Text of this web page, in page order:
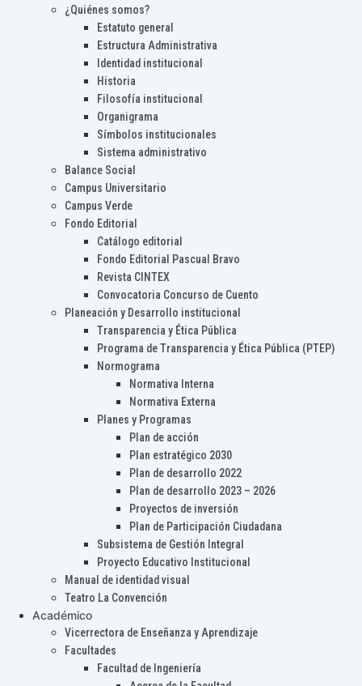
¿Quiénes somos?
Estatuto general
Estructura Administrativa
Identidad institucional
Historia
Filosofía institucional
Organigrama
Símbolos institucionales
Sistema administrativo
Balance Social
Campus Universitario
Campus Verde
Fondo Editorial
Catálogo editorial
Fondo Editorial Pascual Bravo
Revista CINTEX
Convocatoria Concurso de Cuento
Planeación y Desarrollo institucional
Transparencia y Ética Pública
Programa de Transparencia y Ética Pública (PTEP)
Normograma
Normativa Interna
Normativa Externa
Planes y Programas
Plan de acción
Plan estratégico 2030
Plan de desarrollo 2022
Plan de desarrollo 2023 – 2026
Proyectos de inversión
Plan de Participación Ciudadana
Subsistema de Gestión Integral
Proyecto Educativo Institucional
Manual de identidad visual
Teatro La Convención
Académico
Vicerrectora de Enseñanza y Aprendizaje
Facultades
Facultad de Ingeniería